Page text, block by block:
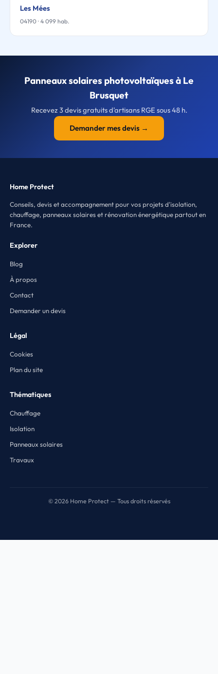
Les Mées
04190 · 4 099 hab.
Panneaux solaires photovoltaïques à Le
Brusquet
Recevez 3 devis gratuits d'artisans RGE sous 48 h.
Demander mes devis →
Home Protect
Conseils, devis et accompagnement pour vos projets d'isolation,
chauffage, panneaux solaires et rénovation énergétique partout en
France.
Explorer
Blog
À propos
Contact
Demander un devis
Légal
Cookies
Plan du site
Thématiques
Chauffage
Isolation
Panneaux solaires
Travaux
© 2026 Home Protect — Tous droits réservés